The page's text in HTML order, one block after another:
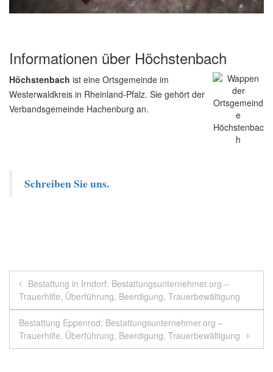
Informationen über Höchstenbach
Höchstenbach ist eine Ortsgemeinde im
Westerwaldkreis in Rheinland-Pfalz. Sie gehört der
Verbandsgemeinde Hachenburg an.
Schreiben Sie uns.
Beitragsnavigation
Bestattung in Irndorf: Bestattungsunternehmer.org –
Trauerhilfe, Überführung, Beerdigung, Trauerbewältigung
Bestattung Eppenrod: Bestattungsunternehmer.org –
Trauerhilfe, Überführung, Beerdigung, Trauerbewältigung